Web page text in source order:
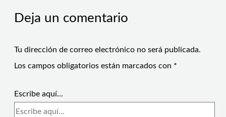
Deja un comentario
Tu dirección de correo electrónico no será publicada.
Los campos obligatorios están marcados con *
Escribe aquí...